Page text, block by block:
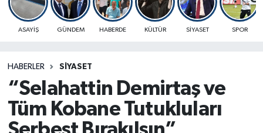
ASAYİŞ GÜNDEM HABERDE KÜLTÜR SİYASET SPOR
HABERLER SİYASET
“Selahattin Demirtaş ve
Tüm Kobane Tutukluları
Süper Lig Puan Durumu ve Fikstür
Haber Arşivi